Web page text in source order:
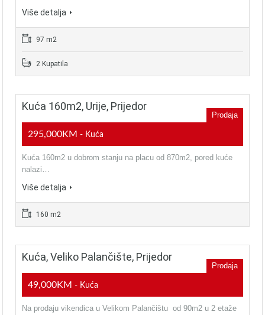
Više detalja
97 m2
2 Kupatila
Kuća 160m2, Urije, Prijedor
Prodaja
295,000KM - Kuća
Kuća 160m2 u dobrom stanju na placu od 870m2, pored kuće
nalazi…
Više detalja
160 m2
Kuća, Veliko Palančište, Prijedor
Prodaja
49,000KM - Kuća
Na prodaju vikendica u Velikom Palančištu od 90m2 u 2 etaže